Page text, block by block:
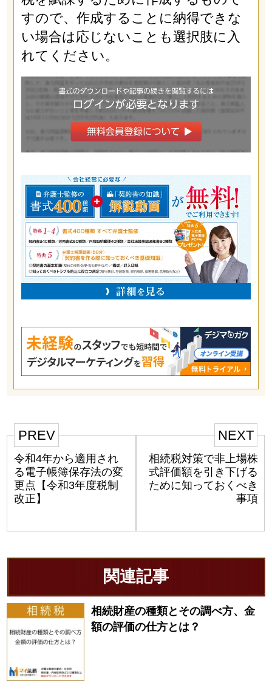
すので、作成することに納得できな
い場合は応じないことも選択肢に入
れてください。
PREV
令和4年から適用され
る電子帳簿保存法の変
更点【令和3年度税制
改正】
NEXT
相続税対策で非上場株
式評価額を引き下げる
ために知っておくべき
事項
関連記事
相続財産の種類とその調べ方、金
額の評価の仕方とは？